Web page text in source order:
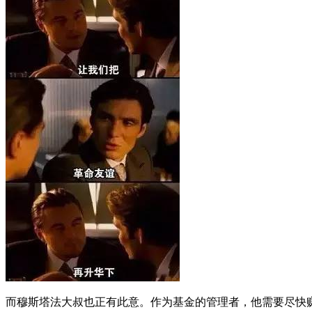
而穆斯塔法大叔也正有此意。作为基金的管理者，他需要尽快